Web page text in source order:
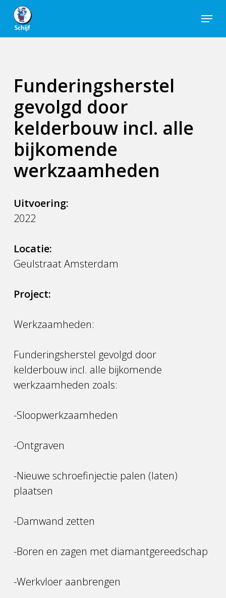
Skip
main
Menu
Funderingsherstel
gevolgd door
kelderbouw incl. alle
bijkomende
werkzaamheden
Uitvoering:
2022
Locatie:
Geulstraat Amsterdam
Project:
Werkzaamheden:
Funderingsherstel gevolgd door
kelderbouw incl. alle bijkomende
werkzaamheden zoals:
-Sloopwerkzaamheden
-Ontgraven
-Nieuwe schroefinjectie palen (laten)
plaatsen
-Damwand zetten
-Boren en zagen met diamantgereedschap
-Werkvloer aanbrengen